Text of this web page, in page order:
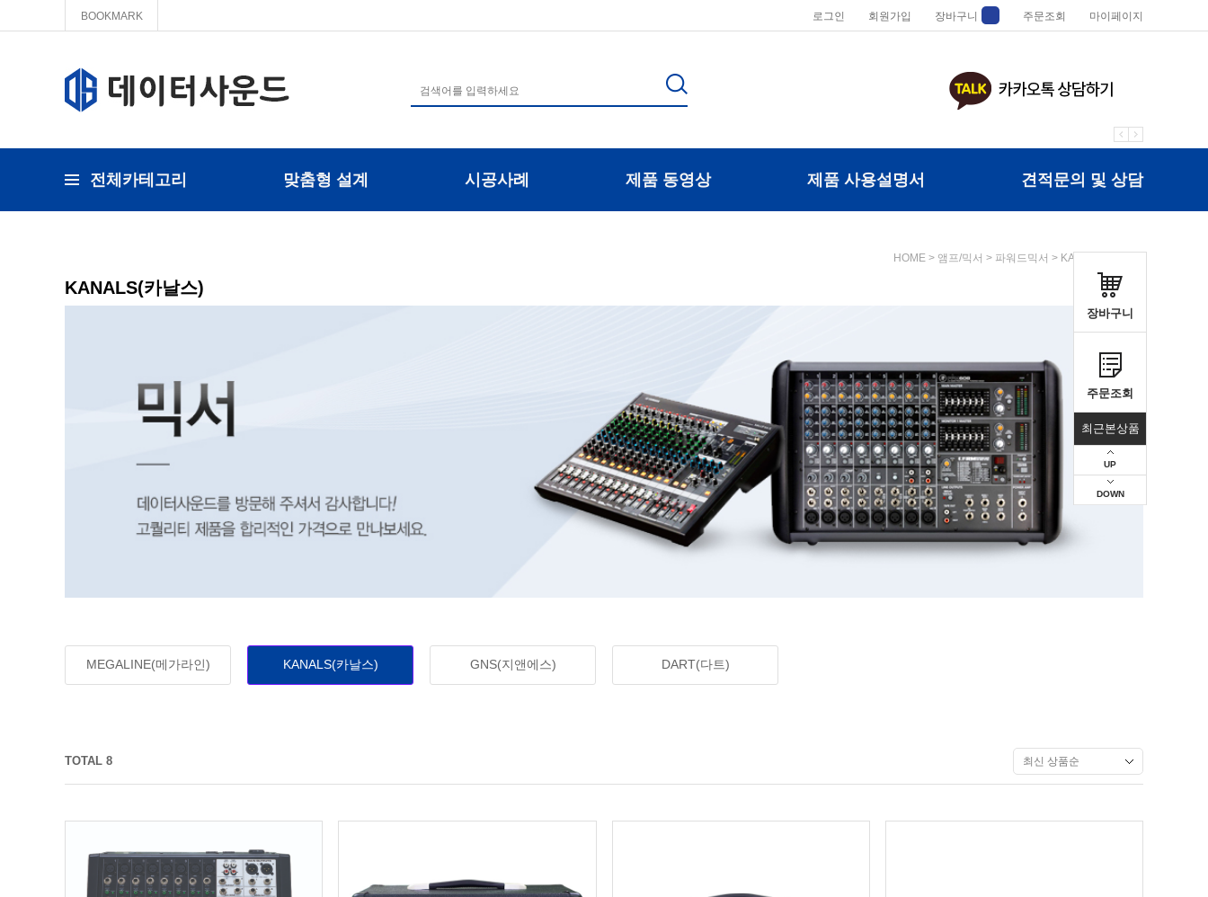
BOOKMARK 로그인 회원가입 장바구니 주문조회 마이페이지
전체카테고리 맞춤형 설계 시공사례 제품 동영상 제품 사용설명서 견적문의 및 상담
장바구니
주문조회
최근본상품
UP
DOWN
HOME > 앰프/믹서 > 파워드믹서 > KANALS(카날스)
KANALS(카날스)
MEGALINE(메가라인) KANALS(카날스) GNS(지앤에스) DART(다트)
TOTAL 8